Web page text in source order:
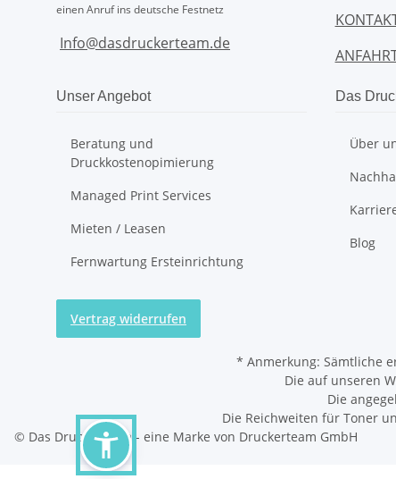
einen Anruf ins deutsche Festnetz
Info@dasdruckerteam.de
Unser Angebot
Beratung und
Druckkostenopimierung
Managed Print Services
Mieten / Leasen
Fernwartung Ersteinrichtung
Das
Über
Blog
Vertrag widerrufen
* Anmerkung: Sämtliche
Die auf unseren
Die
Die Reichweiten für Toner
© Das Druckerteam - eine Marke von Druckerteam GmbH